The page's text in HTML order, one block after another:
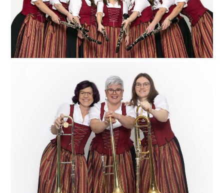
Kathrin, Carina und Michaela (von links, es fehlt
unsere Iris) nehmen‘s auf jeden Fall mit Humor – sie
sind unser größtes Register der Kapelle, das nur aus
Frauen besteht. Egal ob ganz tief oder ganz hoch,
unsere Klari’s haben alle Tonlagen fest im Griff.
Der Zug, der Zug, der Zug hat keine Bremse! Ganz
nach dem Motto „Der Zug hat keine Bremse“ bringen
unsere drei Ladies Kerstin, Daniela und Carina (von
links) mit ihrer Zugposaune so manches Lied zum
Rocken. Wir sind stolz, dass dieses tiefe Register, das
zugleich ein wichtiger Teil der Rhythmus-Gruppe
darstellt, in unserer Kapelle ausschließlich von Frauen